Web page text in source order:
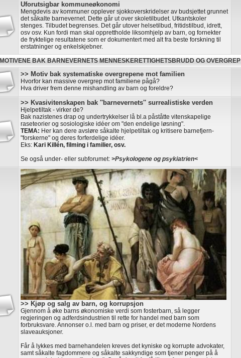
Uforutsigbar kommuneøkonomi
Mengdevis av kommuner opplever sjokkoverskridelser av budsjettet grunnet
det såkalte barnevernet. Dette går ut over skoletilbudet. Utkantskoler
stenges. Tilbudet begrenses. Det går utover helsetilbud, fritidstilbud, idrett,
osv osv. Kun fordi man skal opprettholde liksomhjelp av barn, og fornekter
de fryktelige resultatene som er dokumentert med alt fra beste forskning til
erstatninger og enkelskjebner.
MOTIVENE BAK BARNEVERNETS MENNESKERETTIGHETSBRUDD OG OVERGREP
>> Motiv bak systematiske overgrepene mot familien
Hvorfor kan massive overgrep mot familiene pågå?
Hva driver frem denne mishandling av barn og foreldre?
>> Kvasivitenskapen bak ''barnevernets'' surrealistiske verden
Hjelpetiltak - virker de?
Bak nazistenes drap og undertrykkelser lå bl.a påståtte vitenskapelige
raseteorier og sosiologiske idéer om "den endelige løsning".
TEMA: Her kan dere avsløre såkalte hjelpetiltak og kritisere barnefjern-
"forskerne" og deres forferdelige idéer.
Eks: Kari Killén, filming i familier, osv.
Se også under- eller subforumet: >Psykologene og psykiatrien<
>> Kjøp og salg av barn, og korrupsjon
Gjennom å øke barns økonomiske verdi som fosterbarn, så legger
regjeringen og adferdsindustrien til rette for handel med barn som
forbruksvare. Annonser o.l. med barn og priser, er det moderne Nordens
slaveauksjoner.
Får å lykkes med barnehandelen kreves det kyniske og korrupte advokater,
samt såkalte fagdommere og såkalte sakkyndige som tjener penger på å